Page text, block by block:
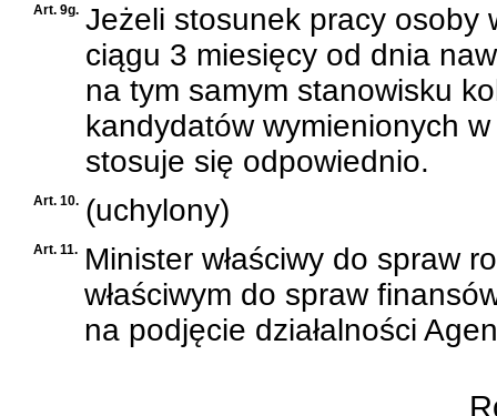
Art. 9g. Jeżeli stosunek pracy osoby
ciągu 3 miesięcy od dnia
na tym samym stanowisku
kandydatów wymienionych
stosuje się odpowiednio.
Art. 10. (uchylony)
Art. 11. Minister właściwy do spraw
właściwym do spraw
na podjęcie działalności